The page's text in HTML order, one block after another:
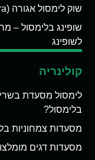
שוק לימסול אגורה (Limassol Agora)
שופינג בלימסול –
לשופינג
קולינריה
לימסול מסעדת
בלימסול?
מסעדות צמחוניות
מסעדות דגים